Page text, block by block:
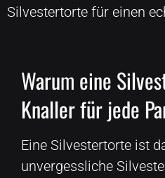
Silvestertorte für einen
Warum eine
Knaller für jede
Eine Silvestertorte ist
unvergessliche